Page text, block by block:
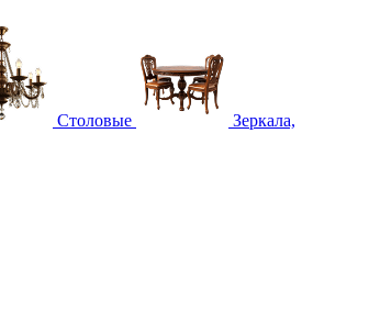
Столовые Зеркала,